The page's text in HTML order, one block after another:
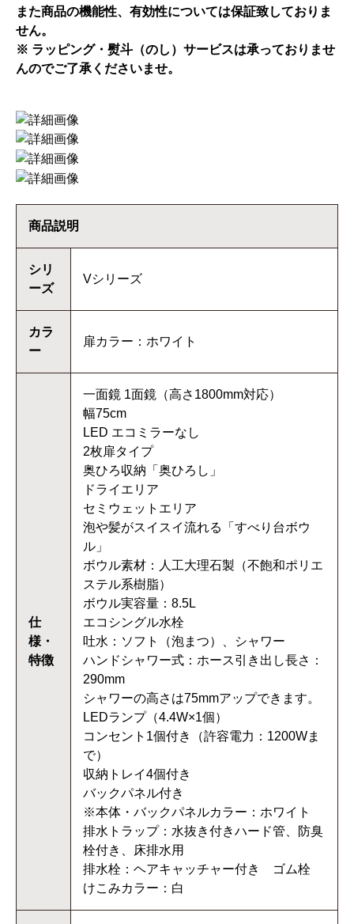
また商品の機能性、有効性については保証致しておりま
せん。
※ ラッピング・熨斗（のし）サービスは承っておりませ
んのでご了承くださいませ。
商品説明
シリ
ーズ
Vシリーズ
カラ
ー
扉カラー：ホワイト
仕
様・
特徴
一面鏡 1面鏡（高さ1800mm対応）
幅75cm
LED エコミラーなし
2枚扉タイプ
奥ひろ収納「奥ひろし」
ドライエリア
セミウェットエリア
泡や髪がスイスイ流れる「すべり台ボウ
ル」
ボウル素材：人工大理石製（不飽和ポリエ
ステル系樹脂）
ボウル実容量：8.5L
エコシングル水栓
吐水：ソフト（泡まつ）、シャワー
ハンドシャワー式：ホース引き出し長さ：
290mm
シャワーの高さは75mmアップできます。
LEDランプ（4.4W×1個）
コンセント1個付き（許容電力：1200Wま
で）
収納トレイ4個付き
バックパネル付き
※本体・バックパネルカラー：ホワイト
排水トラップ：水抜き付きハード管、防臭
栓付き、床排水用
排水栓：ヘアキャッチャー付き ゴム栓
けこみカラー：白